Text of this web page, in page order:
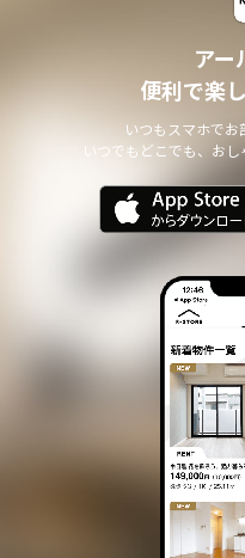
アー
便利で楽
いつもスマホでお
いつでもどこでも、おし